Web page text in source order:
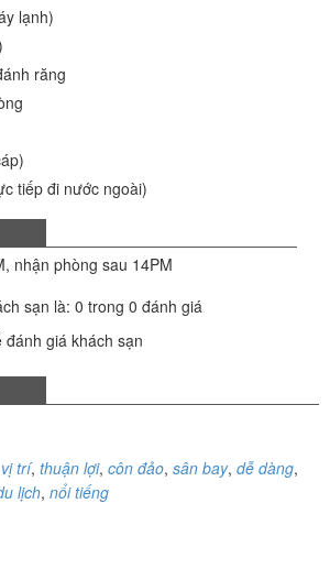
lạnh)
răng
tiếp đi nước ngoài)
nhận phòng sau 14PM
sạn là: 0 trong 0 đánh giá
đánh giá khách sạn
vị trí, thuận lợi, côn đảo, sân bay, dễ dàng,
lịch, nổi tiếng